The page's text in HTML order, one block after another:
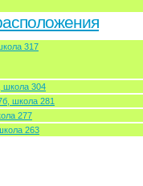
317
школа 304
школа 281
277
263